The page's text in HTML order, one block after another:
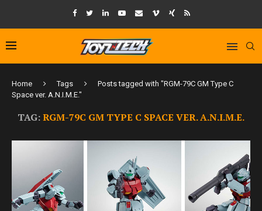
Home Tags
Posts tagged with "RGM-79C GM Type C
Space ver. A.N.I.M.E."
TAG:RGM-79C GM TYPE C SPACE VER. A.N.I.M.E.